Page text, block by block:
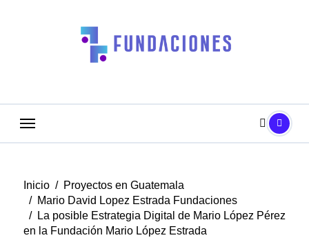
Inicio
Proyectos en Guatemala
Mario David Lopez Estrada Fundaciones
La posible Estrategia Digital de Mario López Pérez
en la Fundación Mario López Estrada